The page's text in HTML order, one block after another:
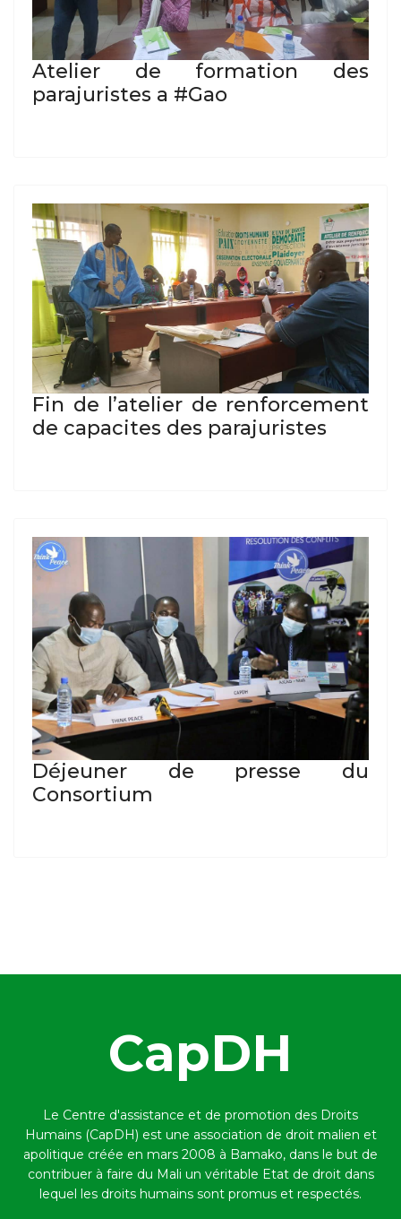
Atelier de formation des
parajuristes a #Gao
Fin de l’atelier de renforcement
de capacites des parajuristes
Déjeuner de presse du
Consortium
CapDH
Le Centre d'assistance et de promotion des Droits
Humains (CapDH) est une association de droit malien et
apolitique créée en mars 2008 à Bamako, dans le but de
contribuer à faire du Mali un véritable Etat de droit dans
lequel les droits humains sont promus et respectés.